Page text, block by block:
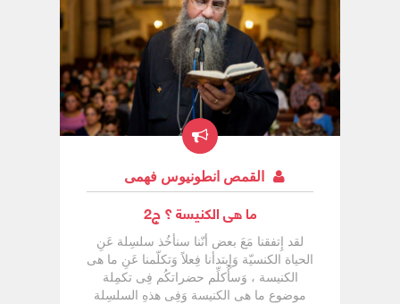
القمص انطونيوس فهمى
ما هى الكنيسة ؟ ج2
لقد إِتفقنا مَعَ بعض أنّنا سنأخُذ سلسِلة عَنِ
الحياة الكنسيّة وَإِبتدأنا فِعلاً وَتكلّمنا عَنِ ما هى
الكنيسة ، وَسأُكلِّم حضراتكُم فِى تكمِلة
موضوع ما هى الكنيسة وَفِى هذهِ السلسِلة